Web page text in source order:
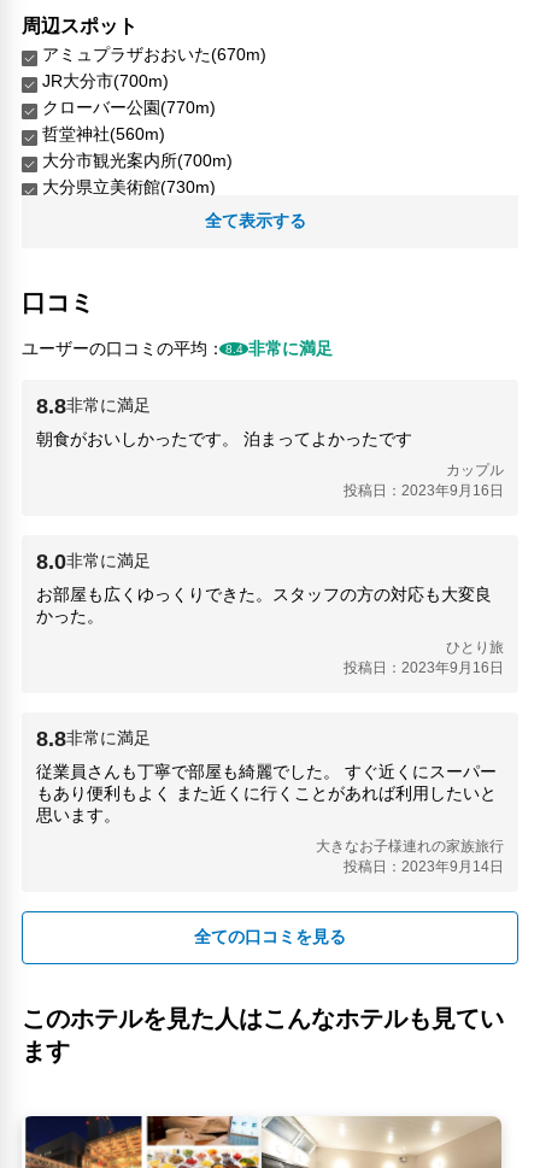
チャペル
神殿
周辺スポット
アミュプラザおおいた(670m)
JR大分市(700m)
クローバー公園(770m)
哲堂神社(560m)
大分市観光案内所(700m)
大分県立美術館(730m)
若草公園(720m)
豊後にわさき市場(700m)
人気スポット
JR大分市(700m)
佐賀関道の駅(21.4km)
大分マリーンパレス水族館 うみたまご(6.58km)
大分銀行赤レンガ館(910m)
田ノ浦ビーチ(5.52km)
全て表示する
口コミ
ユーザーの口コミの平均：8.4 非常に満足
8.8非常に満足
朝食がおいしかったです。 泊まってよかったです
カップル
投稿日：2023年9月16日
8.0非常に満足
お部屋も広くゆっくりできた。スタッフの方の対応も大変良
かった。
ひとり旅
投稿日：2023年9月16日
8.8非常に満足
従業員さんも丁寧で部屋も綺麗でした。 すぐ近くにスーパー
もあり便利もよく また近くに行くことがあれば利用したいと
思います。
大きなお子様連れの家族旅行
投稿日：2023年9月14日
全ての口コミを見る
このホテルを見た人はこんなホテルも見てい
ます